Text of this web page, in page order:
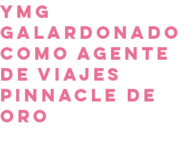
YMG
galardonado
como Agente
de Viajes
Pinnacle de
Oro